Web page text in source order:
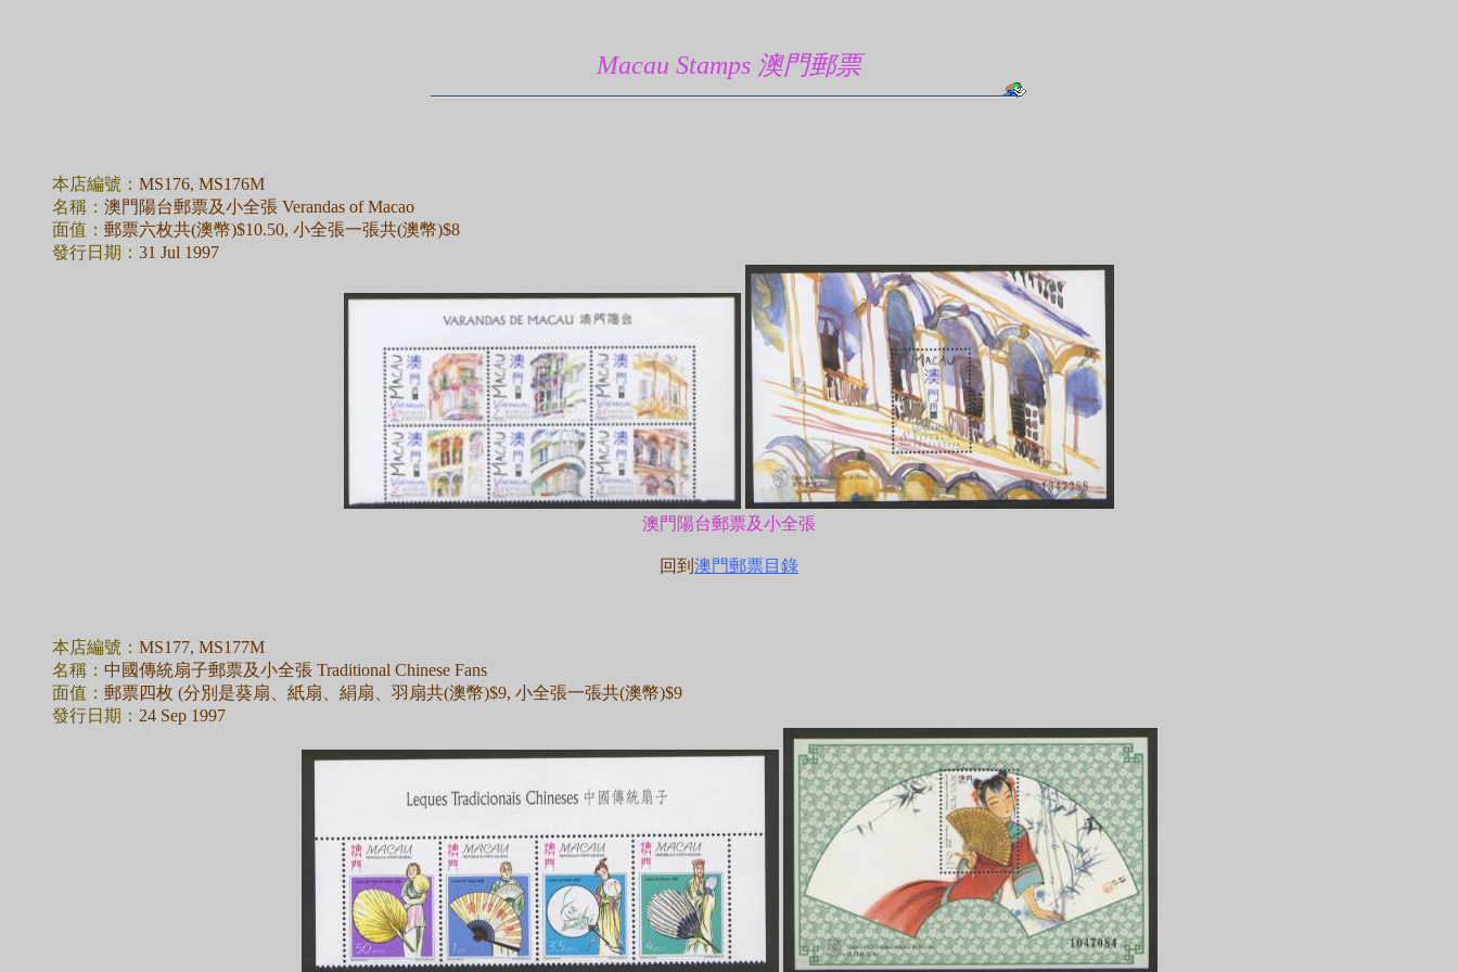
Macau Stamps 澳門郵票
本店編號： MS176, MS176M
名稱： 澳門陽台郵票及小全張 Verandas of Macao
面值： 郵票六枚共(澳幣)$10.50, 小全張一張共(澳幣)$8
發行日期： 31 Jul 1997
澳門陽台郵票及小全張
回到 澳門郵票目錄
本店編號： MS177, MS177M
名稱： 中國傳統扇子郵票及小全張 Traditional Chinese Fans
面值： 郵票四枚 (分別是葵扇、紙扇、絹扇、羽扇共(澳幣)$9, 小全張一張共(澳幣)$9
發行日期： 24 Sep 1997